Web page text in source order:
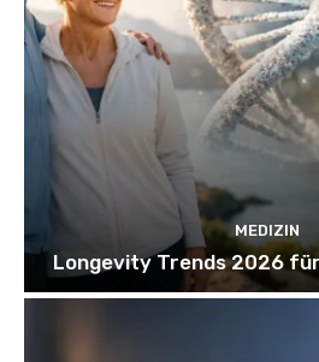
MEDIZIN
Longevity Trends 2026